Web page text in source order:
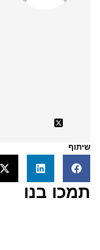
שיתוף
תמכו בנו